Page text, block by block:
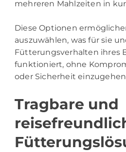
mehreren Mahlzeiten in
Diese Optionen
auszuwählen, was für sie
Fütterungsverhalten ihres
funktioniert, ohne
oder Sicherheit
Tragbare und